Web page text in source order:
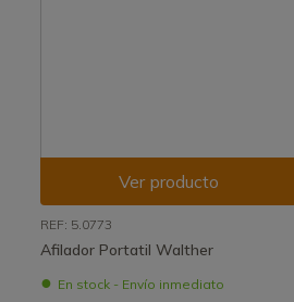
Ver producto
REF: 5.0773
Afilador Portatil Walther
En stock - Envío inmediato